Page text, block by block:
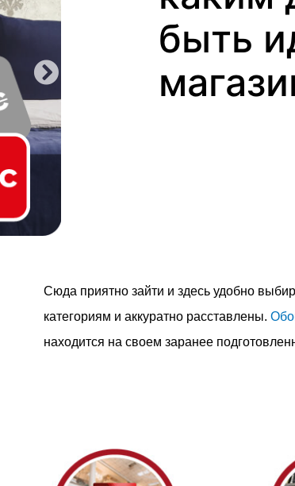
быть
Сюда приятно зайти и здесь удобно
категориям и аккуратно расставлены.
находится на своем заранее